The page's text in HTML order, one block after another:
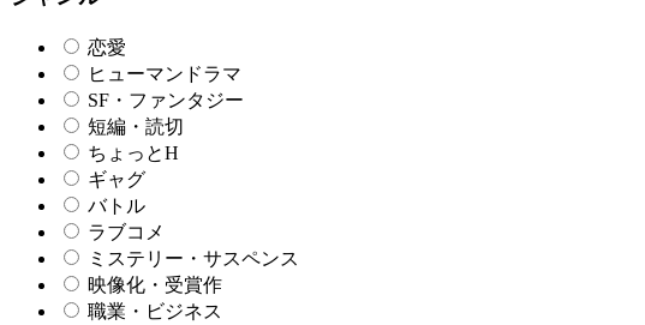
恋愛
ヒューマンドラマ
SF・ファンタジー
短編・読切
ちょっとH
ギャグ
バトル
ラブコメ
ミステリー・サスペンス
映像化・受賞作
職業・ビジネス